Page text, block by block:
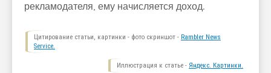
рекламодателя, ему начисляется доход.
Цитирование статьи, картинки - фото скриншот - Rambler News
Service.
Иллюстрация к статье - Яндекс. Картинки.